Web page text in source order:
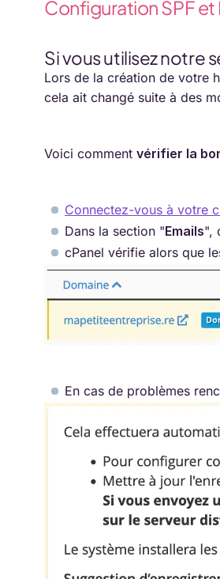
Configuration SPF et
Si vous utilisez notre
Lors de la création de votre
cela ait changé suite à des
Voici comment vérifier la
Connectez-vous à votre
Dans la section "Emails",
cPanel vérifie alors que
En cas de problèmes